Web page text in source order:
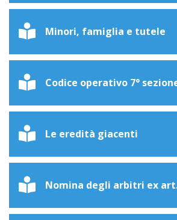
Minori, famiglia e tutele
Codice operativo 7°
Le eredità giacenti
Nomina degli arbitri ex art.